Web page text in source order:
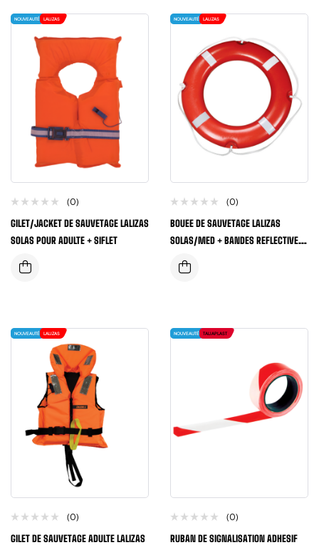
NOUVEAUTÉ LALIZAS
(0)
GILET/JACKET DE SAUVETAGE LALIZAS
SOLAS POUR ADULTE + SIFLET
NOUVEAUTÉ LALIZAS
(0)
BOUEE DE SAUVETAGE LALIZAS
SOLAS/MED + BANDES REFLECTIVES
DIAMETRE 73CM/2,5KG
NOUVEAUTÉ LALIZAS
(0)
GILET DE SAUVETAGE ADULTE LALIZAS
NOUVEAUTÉ TALIAPLAST
(0)
RUBAN DE SIGNALISATION ADHESIF